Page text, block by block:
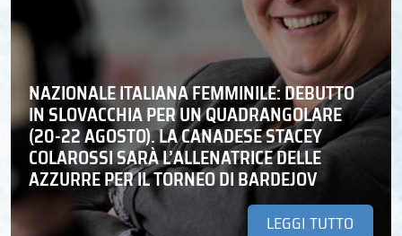
NAZIONALE ITALIANA FEMMINILE: DEBUTTO
IN SLOVACCHIA PER UN QUADRANGOLARE
(20-22 AGOSTO). LA CANADESE STACEY
COLAROSSI SARÀ L’ALLENATRICE DELLE
AZZURRE PER IL TORNEO DI BARDEJOV
LEGGI TUTTO